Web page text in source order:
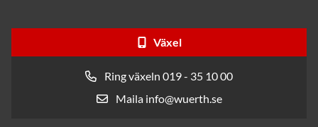
Växel
Ring växeln 019 - 35 10 00
Maila info@wuerth.se